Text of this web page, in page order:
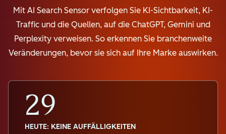
Mit AI Search Sensor verfolgen Sie KI-Sichtbarkeit, KI-
Traffic und die Quellen, auf die ChatGPT, Gemini und
Perplexity verweisen. So erkennen Sie branchenweite
Veränderungen, bevor sie sich auf Ihre Marke auswirken.
29
HEUTE: KEINE AUFFÄLLIGKEITEN